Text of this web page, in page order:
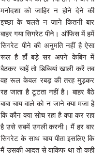
मनोदशा को जाहिर न होने देने की
इच्छा के चलते न जाने कितनी बार
बाहर गया सिगरेट पीने। ऑफिस में हमें
सिगरेट पीने की अनुमति नहीं है ऐसा
रूल है हाँ बड़े सर अपने केबिन में
बैठकर चाहें तो डिब्बियां खाली करें तब
वह रूल केवल रबड़ की तरह मुड़कर
रह जाता है टूटता नहीं है। बाहर बैठे
बाबा चाय वाले को न जाने क्या मजा है
कि कौन क्या सोच रहा है क्या कर रहा
है उसे सबमें उगली करनी। मैं हर बार
सिगरेट के साथ चाय पीता इसलिए कि
मैं उसकी आदत से वाकिफ था तो कही